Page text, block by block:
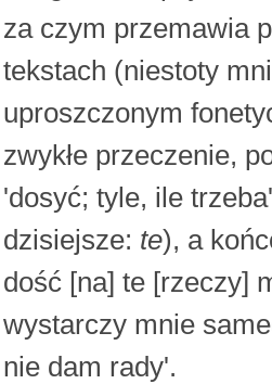
za czym przemawia
tekstach (niestoty
uproszczonym
zwykłe przeczenie,
'dosyć; tyle, ile
dzisiejsze: te), a
dość [na] te [rzeczy]
wystarczy mnie
nie dam rady'.